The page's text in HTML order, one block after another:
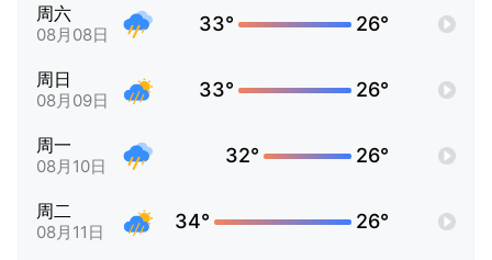
周六
08月08日 33° 26°
周日
08月09日 33° 26°
周一
08月10日 32° 26°
周二
08月11日 34° 26°